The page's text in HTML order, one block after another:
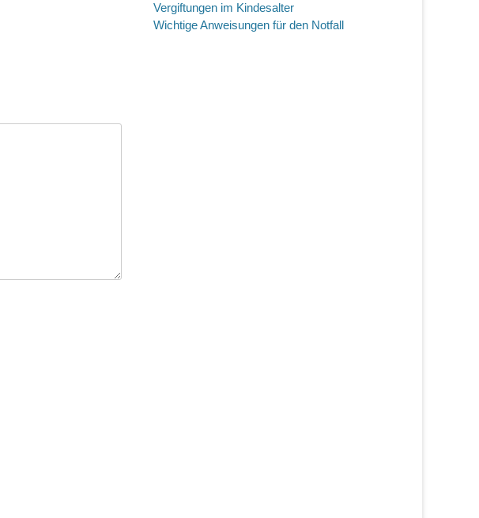
Vergiftungen im Kindesalter
Wichtige Anweisungen für den Notfall